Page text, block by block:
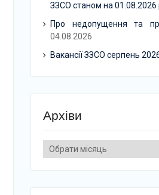
ЗЗСО станом на 01.08.2026
Про недопущення та
04.08.2026
Вакансії ЗЗСО серпень
Архіви
Архіви